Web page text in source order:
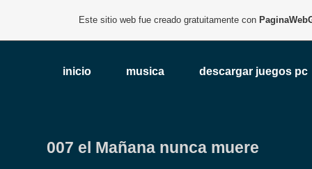
inicio musica descargar juegos pc
007 el Mañana nunca muere
Este sitio web fue creado gratuitamente con